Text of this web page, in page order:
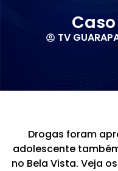
TV
Drogas foram
adolescente
no Bela Vista. Veja